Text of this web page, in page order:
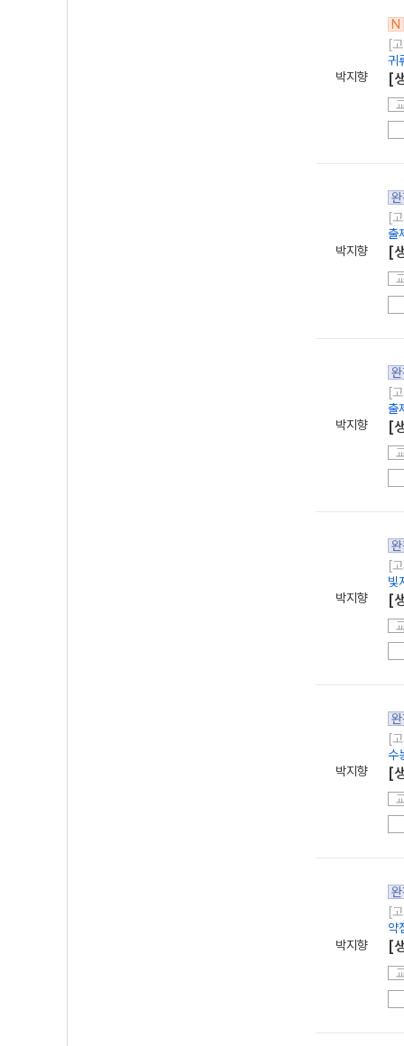
박지향
N
[
귀
[
박지향
[
출
[
박지향
[
출
[
박지향
[
빛
[
박지향
[
수
[
박지향
[
약
[